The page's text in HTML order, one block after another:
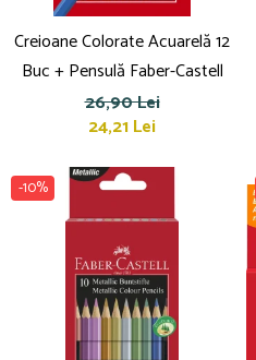
Creioane Colorate Acuarelă 12
Buc + Pensulă Faber-Castell
26,90 Lei
24,21 Lei
-10%